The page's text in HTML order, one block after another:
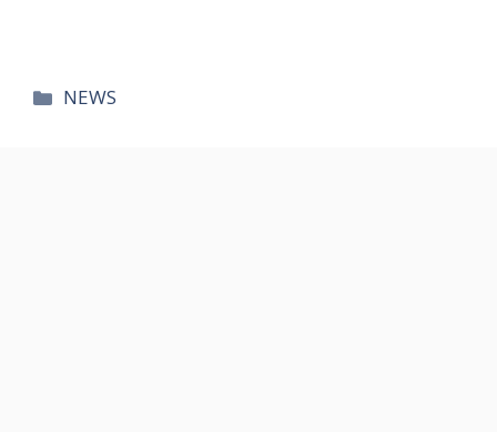
카
NEWS